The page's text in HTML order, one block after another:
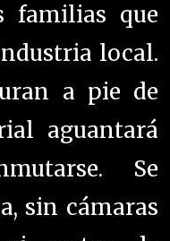
familias que
local.
a pie de
aguantará
Se
sin cámaras